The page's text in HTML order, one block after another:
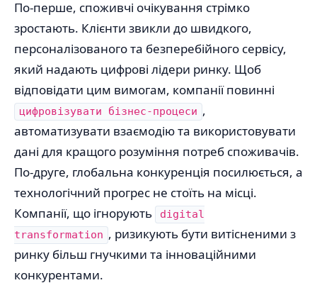
По-перше, споживчі очікування стрімко
зростають. Клієнти звикли до швидкого,
персоналізованого та безперебійного сервісу,
який надають цифрові лідери ринку. Щоб
відповідати цим вимогам, компанії повинні
цифровізувати бізнес-процеси ,
автоматизувати взаємодію та використовувати
дані для кращого розуміння потреб споживачів.
По-друге, глобальна конкуренція посилюється, а
технологічний прогрес не стоїть на місці.
Компанії, що ігнорують
digital
transformation , ризикують бути витісненими з
ринку більш гнучкими та інноваційними
конкурентами.